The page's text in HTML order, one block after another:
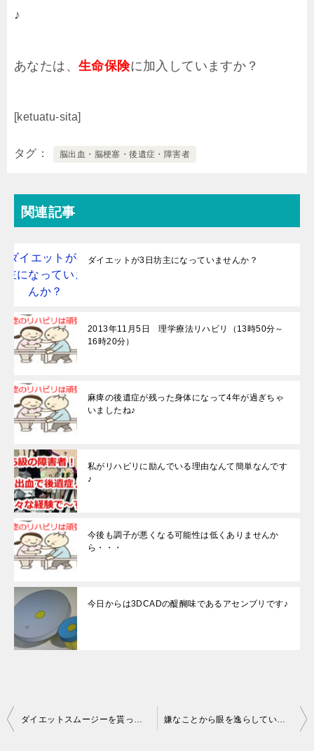
♪
あなたは、 生命保険に加入していますか？
[ketuatu-sita]
タグ 脳出血・脳梗塞・後遺症・障害者
関連記事
ダイエットが3日坊主になっていませんか？
2013年11月5日 理学療法リハビリ（13時50分～
16時20分）
麻痺の後遺症が残った身体になって4年が過ぎちゃ
いましたね♪
私がリハビリに励んでいる理由なんて簡単なんです
♪
今後も調子が悪くなる可能性は低くありませんか
ら・・・
今日からは3DCADの醍醐味であるアセンブリです♪
投
ダイエットスムージーを貰っちゃった♪ 嫌なことから眼を逸らしていました・・・